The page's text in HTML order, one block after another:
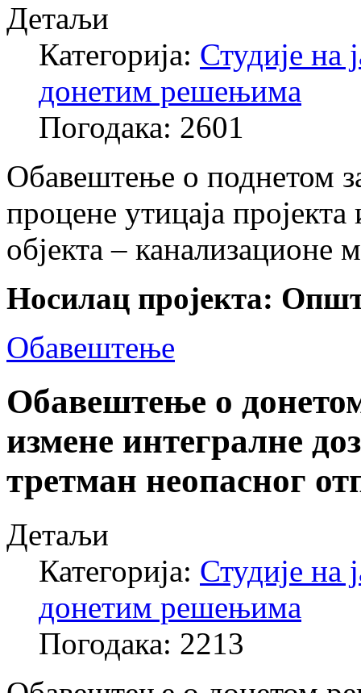
Детаљи
Категорија: Студије на
донетим решењима
Погодака: 2601
Обавештење о поднетом
процене утицаја
објекта – канализационе
Носилац пројекта:
Обавештење
Обавештење о
измене интегралне
третман неопасног
Детаљи
Категорија: Студије на
донетим решењима
Погодака: 2213